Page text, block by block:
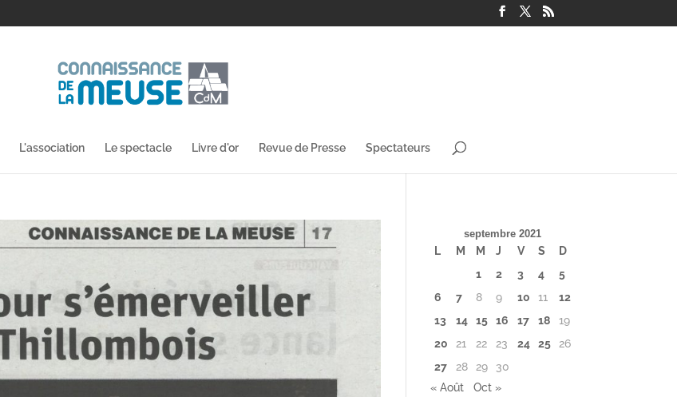
L'association Le spectacle Livre d'or Revue de Presse Spectateurs
septembre 2021
L M M J V S
D
1
2 3 4
5
6
7 8 9 10 11
12
13
14 15 16 17 18
19
20
21 22 23 24 25
26
27
28 29
30
« Août
Oct »